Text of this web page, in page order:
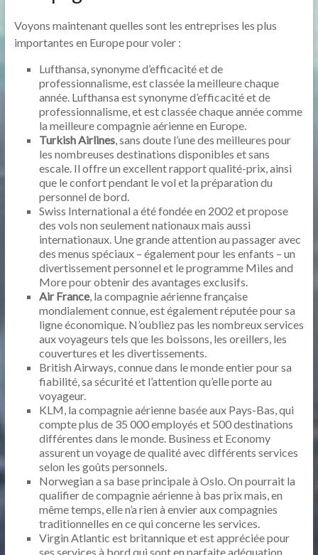
Voyons maintenant quelles sont les entreprises les plus
importantes en Europe pour voler :
Lufthansa, synonyme d’efficacité et de
professionnalisme, est classée la meilleure chaque
année. Lufthansa est synonyme d’efficacité et de
professionnalisme, et est classée chaque année comme
la meilleure compagnie aérienne en Europe.
Turkish Airlines, sans doute l’une des meilleures pour
les nombreuses destinations disponibles et sans
escale. Il offre un excellent rapport qualité-prix, ainsi
que le confort pendant le vol et la préparation du
personnel de bord.
Swiss International a été fondée en 2002 et propose
des vols non seulement nationaux mais aussi
internationaux. Une grande attention au passager avec
des menus spéciaux – également pour les enfants – un
divertissement personnel et le programme Miles and
More pour obtenir des avantages exclusifs.
Air France, la compagnie aérienne française
mondialement connue, est également réputée pour sa
ligne économique. N’oubliez pas les nombreux services
aux voyageurs tels que les boissons, les oreillers, les
couvertures et les divertissements.
British Airways, connue dans le monde entier pour sa
fiabilité, sa sécurité et l’attention qu’elle porte au
voyageur.
KLM, la compagnie aérienne basée aux Pays-Bas, qui
compte plus de 35 000 employés et 500 destinations
différentes dans le monde. Business et Economy
assurent un voyage de qualité avec différents services
selon les goûts personnels.
Norwegian a sa base principale à Oslo. On pourrait la
qualifier de compagnie aérienne à bas prix mais, en
même temps, elle n’a rien à envier aux compagnies
traditionnelles en ce qui concerne les services.
Virgin Atlantic est britannique et est appréciée pour
ses services à bord qui sont en parfaite adéquation